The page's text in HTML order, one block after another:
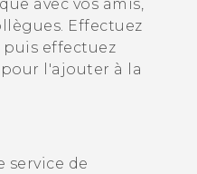
avec vos amis,
Effectuez
effectuez
l'ajouter à la
service de